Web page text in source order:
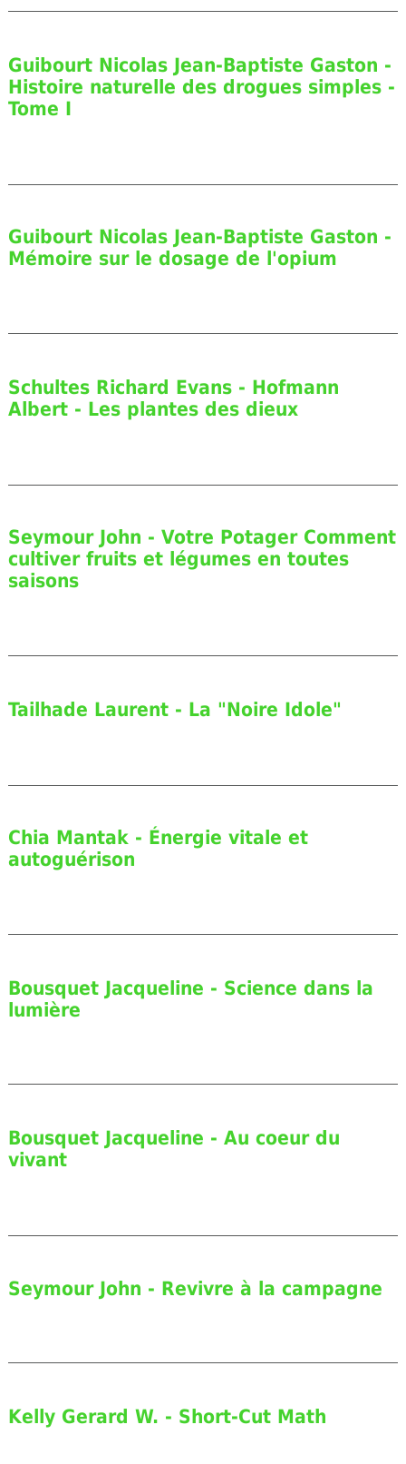
Guibourt Nicolas Jean-Baptiste Gaston -
Histoire naturelle des drogues simples -
Tome I
Guibourt Nicolas Jean-Baptiste Gaston -
Mémoire sur le dosage de l'opium
Schultes Richard Evans - Hofmann
Albert - Les plantes des dieux
Seymour John - Votre Potager Comment
cultiver fruits et légumes en toutes
saisons
Tailhade Laurent - La "Noire Idole"
Chia Mantak - Énergie vitale et
autoguérison
Bousquet Jacqueline - Science dans la
lumière
Bousquet Jacqueline - Au coeur du
vivant
Seymour John - Revivre à la campagne
Kelly Gerard W. - Short-Cut Math